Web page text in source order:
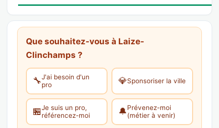
Que souhaitez-vous à Laize-
Clinchamps ?
🔧J'ai besoin d'un
pro
💎Sponsoriser la ville
🏪Je suis un pro,
référencez-moi
🔔Prévenez-moi
(métier à venir)